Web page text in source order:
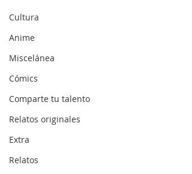
Cultura
Anime
Miscelánea
Cómics
Comparte tu talento
Relatos originales
Extra
Relatos